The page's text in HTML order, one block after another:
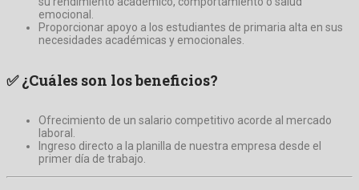
emocional.
Proporcionar apoyo a los estudiantes de primaria alta en sus
necesidades académicas y emocionales.
✅¿Cuáles son los beneficios?
Ofrecimiento de un salario competitivo acorde al mercado
laboral.
Ingreso directo a la planilla de nuestra empresa desde el
primer día de trabajo.